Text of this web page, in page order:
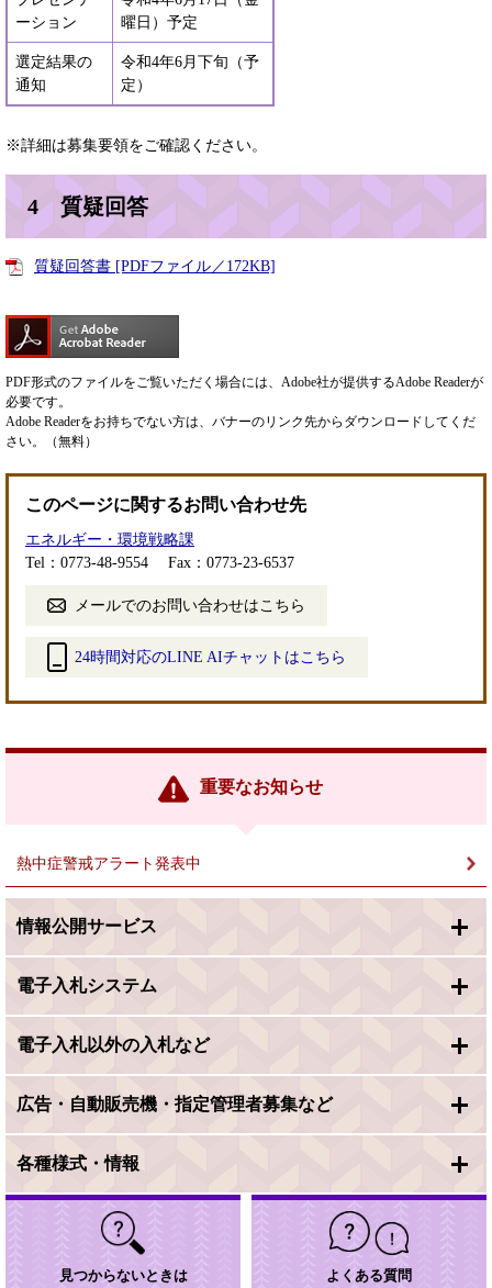
ーション
曜日）予定
選定結果の
通知
令和4年6月下旬（予
定）
※詳細は募集要領をご確認ください。
4 質疑回答
質疑回答書 [PDFファイル／172KB]
PDF形式のファイルをご覧いただく場合には、Adobe社が提供するAdobe Readerが
必要です。
Adobe Readerをお持ちでない方は、バナーのリンク先からダウンロードしてくだ
さい。（無料）
このページに関するお問い合わせ先
エネルギー・環境戦略課
Tel：0773-48-9554
Fax：0773-23-6537
メールでのお問い合わせはこちら
24時間対応のLINE AIチャットはこちら
リ
重要なお知らせ
熱中症警戒アラート発表中
情報公開サービス
電子入札システム
電子入札以外の入札など
広告・自動販売機・指定管理者募集など
各種様式・情報
見つからないときは よくある質問